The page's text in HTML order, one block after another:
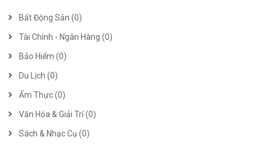
Bất Động Sản (0)
Tài Chính - Ngân Hàng (0)
Bảo Hiểm (0)
Du Lịch (0)
Ẩm Thực (0)
Văn Hóa & Giải Trí (0)
Sách & Nhạc Cụ (0)